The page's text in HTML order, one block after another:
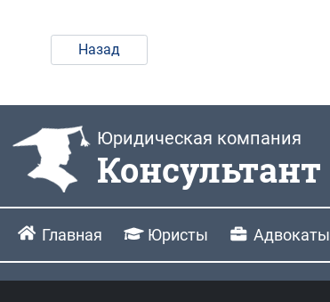
Назад
Юридическая компания
Консультант
Главная Юристы Адвокаты